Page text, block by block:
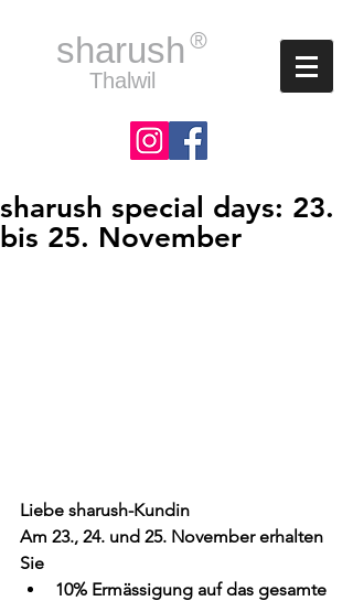
Thalwil
sharush ®
sharush special days: 23.
bis 25. November
Liebe sharush-Kundin
Am 23., 24. und 25. November erhalten
Sie
10% Ermässigung auf das gesamte